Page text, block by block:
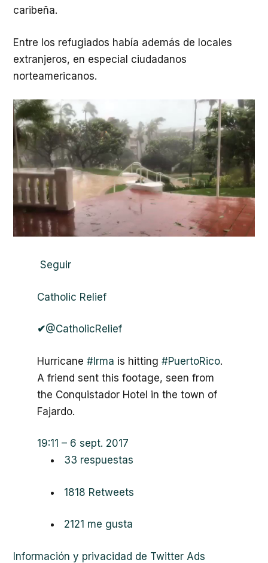
caribeña.
Entre los refugiados había además de locales
extranjeros, en especial ciudadanos
norteamericanos.
Seguir
Catholic Relief
✔@CatholicRelief
Hurricane #Irma is hitting #PuertoRico.
A friend sent this footage, seen from
the Conquistador Hotel in the town of
Fajardo.
19:11 – 6 sept. 2017
33 respuestas
1818 Retweets
21 21 me gusta
Información y privacidad de Twitter Ads